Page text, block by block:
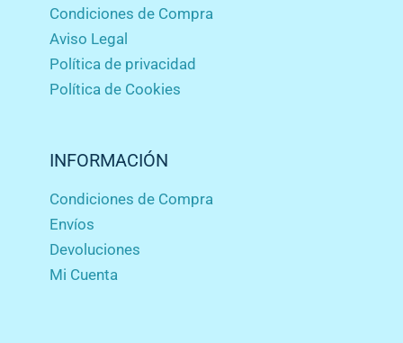
Condiciones de Compra
Aviso Legal
Política de privacidad
Política de Cookies
INFORMACIÓN
Condiciones de Compra
Envíos
Devoluciones
Mi Cuenta